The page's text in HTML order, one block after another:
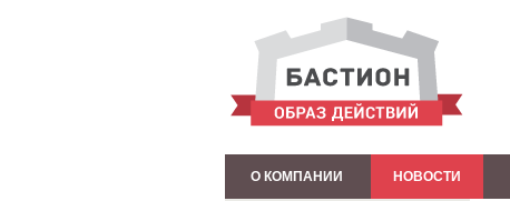
О КОМПАНИИ НОВОСТИ